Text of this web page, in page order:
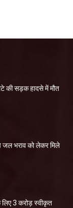
की सड़क हादसे में मौत
जल भराव को लेकर मिले
लिए 3 करोड़ स्वीकृत